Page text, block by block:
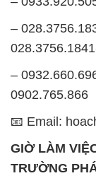
0902.765.866
📧 Email:
TRƯỜNG
được tổ chức
Thứ 2 đến thứ
chiều: từ